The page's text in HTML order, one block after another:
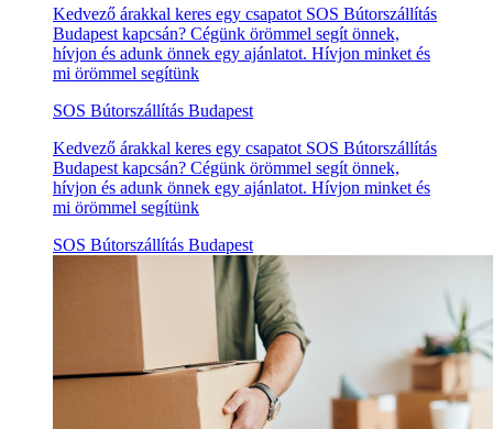
Kedvező árakkal keres egy csapatot SOS Bútorszállítás
Budapest kapcsán? Cégünk örömmel segít önnek,
hívjon és adunk önnek egy ajánlatot. Hívjon minket és
mi örömmel segítünk
SOS Bútorszállítás Budapest
Kedvező árakkal keres egy csapatot SOS Bútorszállítás
Budapest kapcsán? Cégünk örömmel segít önnek,
hívjon és adunk önnek egy ajánlatot. Hívjon minket és
mi örömmel segítünk
SOS Bútorszállítás Budapest